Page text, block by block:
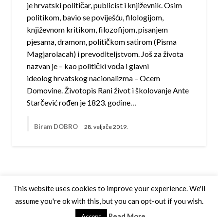
je hrvatski političar, publicist i književnik. Osim
politikom, bavio se poviješću, filologijom,
književnom kritikom, filozofijom, pisanjem
pjesama, dramom, političkom satirom (Pisma
Magjarolacah) i prevoditeljstvom. Još za života
nazvan je – kao politički vođa i glavni
ideolog hrvatskog nacionalizma – Ocem
Domovine. Životopis Rani život i školovanje Ante
Starčević rođen je 1823. godine…
Biram DOBRO 28. veljače 2019.
This website uses cookies to improve your experience. We'll
assume you're ok with this, but you can opt-out if you wish.